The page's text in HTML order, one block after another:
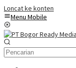
Loncat ke konten
Menu Mobile